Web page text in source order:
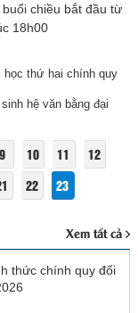
chiều bắt đầu từ
18h00
học thứ hai chính quy
hệ văn bằng đại
9 10 11
12
22 23
Xem tất cả
thức chính quy đối